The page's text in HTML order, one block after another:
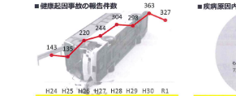
rm_id" on null in/
var/www/vhosts/